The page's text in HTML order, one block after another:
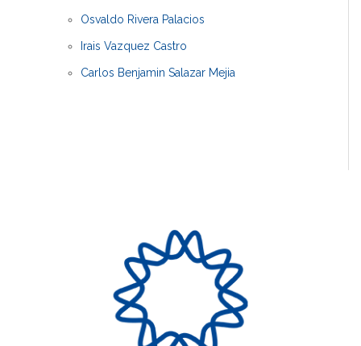
Osvaldo Rivera Palacios
Irais Vazquez Castro
Carlos Benjamin Salazar Mejia